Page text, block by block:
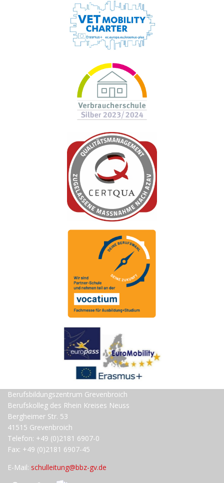
Berufsbildungszentrum Grevenbroich
Berufskolleg des Rhein Kreises Neuss
Bergheimer Str. 53
41515 Grevenbroich
Telefon: +49 (0)2181 6907-0
Fax: +49 (0)2181 6907-45
E-Mail: schulleitung@bbz-gv.de